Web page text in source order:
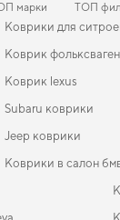
марки ТОП
Коврики для
Коврик фольксваген
Коврик lexus
Subaru коврики
Jeep коврики
Коврики в салон